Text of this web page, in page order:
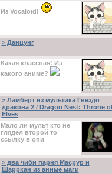
Из Vocaloid!
>Данцунг
Какая классная! Из
какого аниме?
>Ламберт из мультика Гнездо
дракона 2 / Dragon Nest: Throne
Elves
Мало ли мульт кто не
глядел второй то
ссылку в опи
>два чиби парня Масрур и
Шарркан из аниме маги